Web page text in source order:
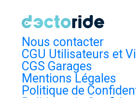
Nous contacter
CGU Utilisateurs et
CGS Garages
Mentions Légales
Politique de